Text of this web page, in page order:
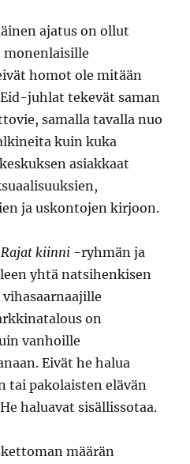
ajatus on ollut
monenlaisille
homot ole mitään
juhlat tekevät saman
samalla tavalla nuo
kuin kuka
asiakkaat
ja uskontojen kirjoon.
Rajat kiinni -ryhmän ja
yhtä natsihenkisen
on
vanhoille
Eivät he halua
tai pakolaisten elävän
haluavat sisällissotaa.
määrän